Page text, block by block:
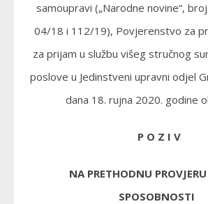
samoupravi („Narodne novine“,
04/18 i 112/19), Povjerenstvo za
za prijam u službu višeg stručnog
poslove u Jedinstveni upravni odjel
dana 18. rujna 2020. godine
P O Z I V
NA PRETHODNU
SPOSOBNOSTI